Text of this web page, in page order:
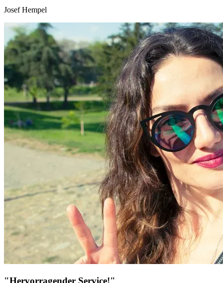
Josef Hempel
"Hervorragender Service!"